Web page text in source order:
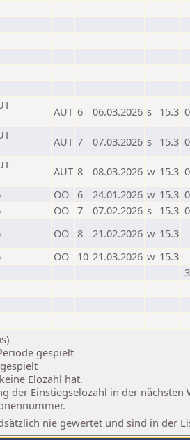
AUT 6 06.03.2026 s 15.3
AUT 7 07.03.2026 s 15.3
AUT 8 08.03.2026 w 15.3
OÖ 6 24.01.2026 w 15.3
OÖ 7 07.02.2026 s 15.3
OÖ 8 21.02.2026 w 15.3
OÖ 10 21.03.2026 w 15.3
gespielt
Elozahl hat.
der Einstiegselozahl in der nächsten
nie gewertet und sind in der